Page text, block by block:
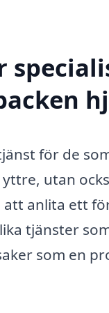
för de
utan
anlita ett
tjänster
som en